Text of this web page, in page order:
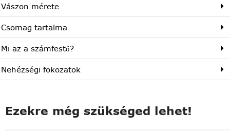
Vászon mérete
Csomag tartalma
Mi az a számfestő?
Nehézségi fokozatok
Ezekre még szükséged lehet!